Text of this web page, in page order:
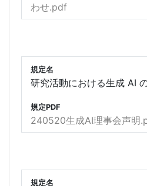
わせ.pdf
規定名
研究活動における生成 AI
規定PDF
240520生成AI理事会声明
規定名